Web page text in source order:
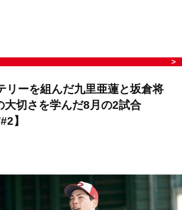
リーを組んだ九里亜蓮と坂倉将
大切さを学んだ8月の2試合
】